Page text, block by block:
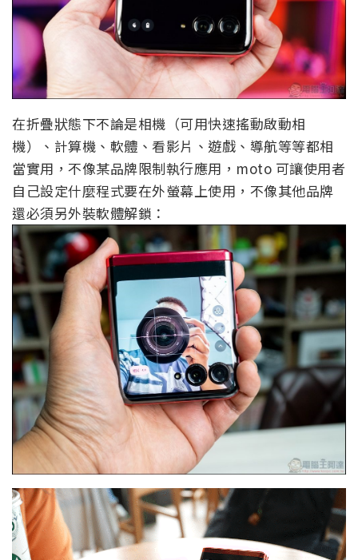
在折疊狀態下不論是相機（可用快速搖動啟動相
機）、計算機、軟體、看影片、遊戲、導航等等都相
當實用，不像某品牌限制執行應用，moto 可讓使用者
自己設定什麼程式要在外螢幕上使用，不像其他品牌
還必須另外裝軟體解鎖：